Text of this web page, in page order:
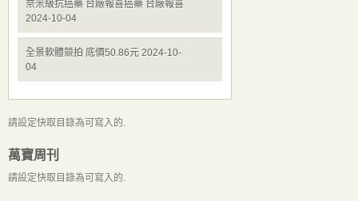
奈米級抗癌藥 台廠報喜癌藥 台廠報喜
2024-10-04
全景軟體競拍 底價50.86元 2024-10-
04
請設定快取目錄為可寫入的.
萬寶周刊
請設定快取目錄為可寫入的.